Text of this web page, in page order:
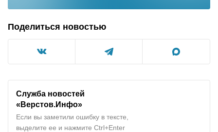
Поделиться новостью
Служба новостей
«Верстов.Инфо»
Если вы заметили ошибку в тексте,
выделите ее и нажмите Ctrl+Enter